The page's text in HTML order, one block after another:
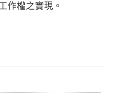
作權之實現。